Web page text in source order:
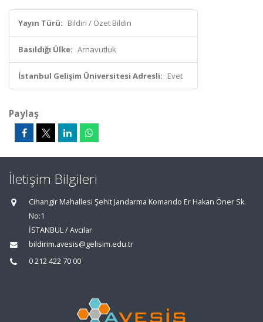
Yayın Türü: Bildiri / Özet Bildiri
Basıldığı Ülke: Arnavutluk
İstanbul Gelişim Üniversitesi Adresli: Evet
Paylaş
İletişim Bilgileri
Cihangir Mahallesi Şehit Jandarma Komando Er Hakan Öner Sk.
No:1
İSTANBUL / Avcılar
bildirim.avesis@gelisim.edu.tr
0 212 422 70 00